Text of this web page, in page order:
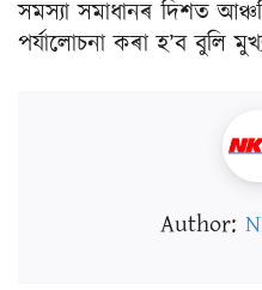
সমস্যা সমাধানৰ দিশত
পৰ্যালোচনা কৰা হ’ব বুলি
Author: